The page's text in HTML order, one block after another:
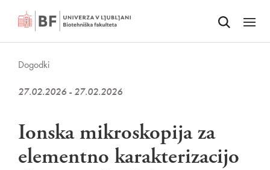
Odpri iskalnik
Odpri
Dogodki
27.02.2026 - 27.02.2026
Ionska mikroskopija za
elementno karakterizacijo